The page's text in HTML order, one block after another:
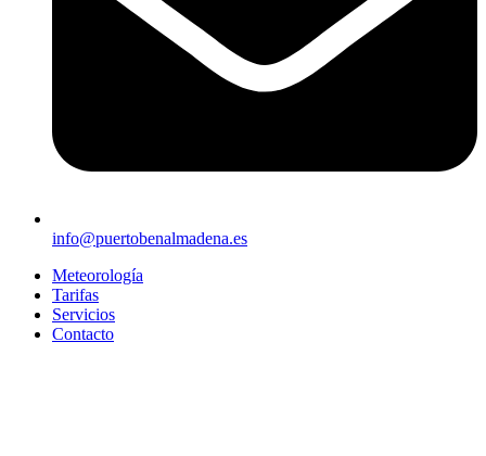
info@puertobenalmadena.es
Meteorología
Tarifas
Servicios
Contacto